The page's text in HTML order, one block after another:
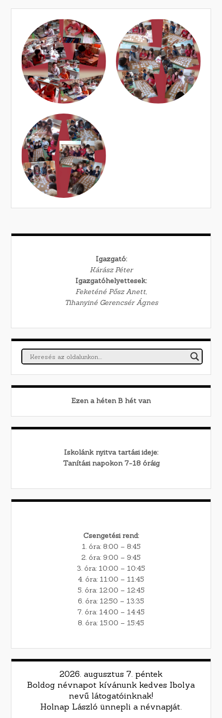
Igazgató:
Kárász Péter
Igazgatóhelyettesek:
Feketéné Pősz Anett,
Tihanyiné Gerencsér Ágnes
Ezen a héten B hét van
Iskolánk nyitva tartási ideje:
Tanítási napokon 7-18 óráig
Csengetési rend:
1. óra: 8:00 – 8:45
2. óra: 9:00 – 9:45
3. óra: 10:00 – 10:45
4. óra: 11:00 – 11:45
5. óra: 12:00 – 12:45
6. óra: 12:50 – 13:35
7. óra: 14:00 – 14:45
8. óra: 15:00 – 15:45
2026. augusztus 7. péntek
Boldog névnapot kívánunk kedves Ibolya
nevű látogatóinknak!
Holnap László ünnepli a névnapját.